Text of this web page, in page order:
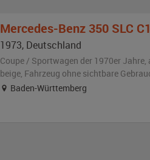
Mercedes-Benz 350 SLC
1973, Deutschland
Coupe / Sportwagen der 1970er Jahre,
beige, Fahrzeug ohne sichtbare
Baden-Württemberg